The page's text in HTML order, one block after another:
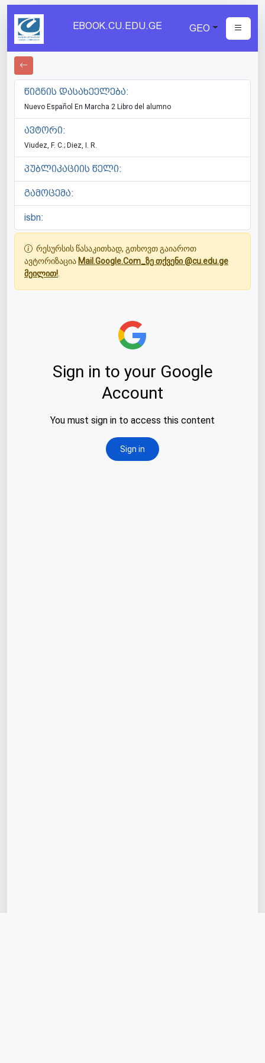
EBOOK.CU.EDU.GE GEO
წიგნის დასახეელება:
Nuevo Español En Marcha 2 Libro del alumno
ავტორი:
Viudez, F. C.; Diez, I. R.
პუბლიკაციის წელი:
გამოცემა:
isbn:
რესურსის წასაკითხად, გთხოვთ გაიაროთ
ავტორიზაცია Mail.Google.Com_ზე თქვენი @cu.edu.ge
მეილით!